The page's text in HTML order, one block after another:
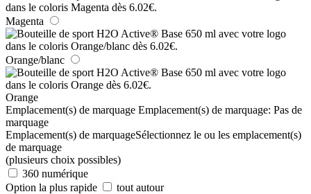
Magenta
Orange/blanc
Orange
Emplacement(s) de marquage Emplacement(s) de marquage: Pas de
marquage
Emplacement(s) de marquageSélectionnez le ou les emplacement(s)
de marquage
(plusieurs choix possibles)
360 numérique
Option la plus rapide
tout autour